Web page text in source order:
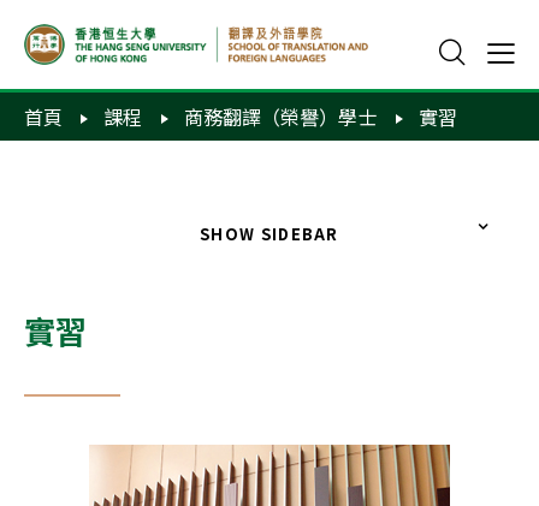
首頁 課程 商務翻譯（榮譽）學士 實習
實習
SHOW SIDEBAR